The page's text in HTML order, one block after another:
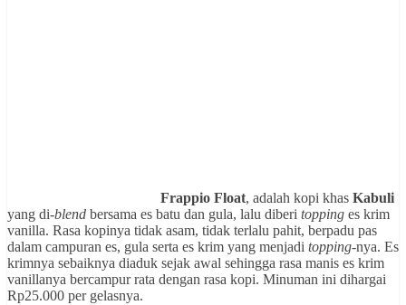
Frappio Float, adalah kopi khas Kabuli
yang di-blend bersama es batu dan gula, lalu diberi topping es krim
vanilla. Rasa kopinya tidak asam, tidak terlalu pahit, berpadu pas
dalam campuran es, gula serta es krim yang menjadi topping-nya. Es
krimnya sebaiknya diaduk sejak awal sehingga rasa manis es krim
vanillanya bercampur rata dengan rasa kopi. Minuman ini dihargai
Rp25.000 per gelasnya.